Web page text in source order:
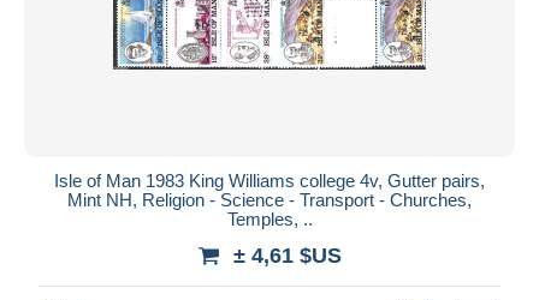
Isle of Man 1983 King Williams college 4v, Gutter pairs,
Mint NH, Religion - Science - Transport - Churches,
Temples, ..
± 4,61 $US